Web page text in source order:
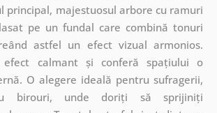
principal, majestuosul arbore cu ramuri
pe un fundal care combină tonuri
astfel un efect vizual armonios.
calmant și conferă spațiului o
O alegere ideală pentru sufragerii,
birouri, unde doriți să sprijiniți